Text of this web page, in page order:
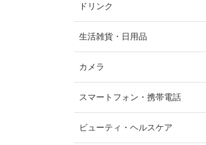
ドリンク
生活雑貨・日用品
カメラ
スマートフォン・携帯電話
ビューティ・ヘルスケア